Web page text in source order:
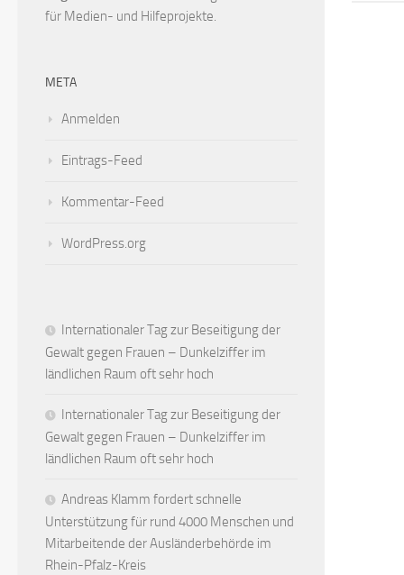
für Medien- und Hilfeprojekte.
META
Anmelden
Eintrags-Feed
Kommentar-Feed
WordPress.org
Internationaler Tag zur Beseitigung der
Gewalt gegen Frauen – Dunkelziffer im
ländlichen Raum oft sehr hoch
Internationaler Tag zur Beseitigung der
Gewalt gegen Frauen – Dunkelziffer im
ländlichen Raum oft sehr hoch
Andreas Klamm fordert schnelle
Unterstützung für rund 4000 Menschen und
Mitarbeitende der Ausländerbehörde im
Rhein-Pfalz-Kreis